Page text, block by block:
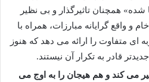
همچنان تاثیرگذار و بی نظیر
و واقع گرایانه مبارزات، همراه با
متفاوت را ارائه می دهد که هنوز
قادر به تکرار آن نیستند.
می کند و هم هیجان را به اوج می